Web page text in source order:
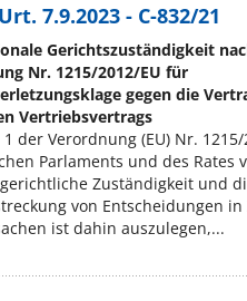
7.9.2023 - C-832/21
Gerichtszuständigkeit
Nr. 1215/2012/EU für
gegen die
Vertriebsvertrags
der Verordnung (EU) Nr. 1215/
Parlaments und des Rates
Zuständigkeit und
von Entscheidungen
ist dahin auszulegen,...